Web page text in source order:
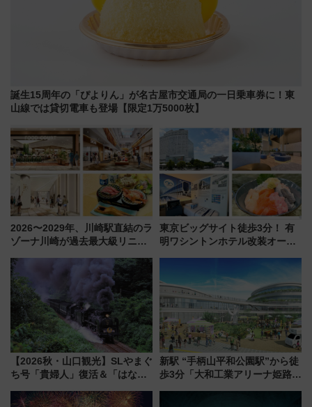
誕生15周年の「ぴよりん」が名古屋市交通局の一日乗車券に！東
山線では貸切電車も登場【限定1万5000枚】
2026〜2029年、川崎駅直結のラ
ゾーナ川崎が過去最大級リニュ
「いつから何が変わるか」徹底
解説！
東京ビッグサイト徒歩3分！ 有
明ワシントンホテル改装オープ
ュッフェを現地レポ
【2026秋・山口観光】SLやまぐ
ち号「貴婦人」復活＆「はなあ
注目観光列車まとめ きっぷの取
新駅 “手柄山平和公園駅”から徒
歩3分「大和工業アリーナ姫路」